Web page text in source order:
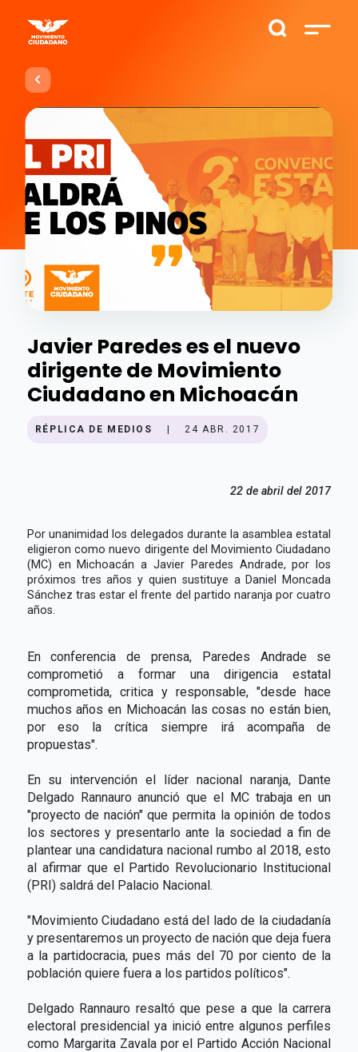
Javier Paredes es el nuevo
dirigente de Movimiento
Ciudadano en Michoacán
RÉPLICA DE MEDIOS 24 ABR. 2017
22 de abril del 2017
Por unanimidad los delegados durante la asamblea estatal
eligieron como nuevo dirigente del Movimiento Ciudadano
(MC) en Michoacán a Javier Paredes Andrade, por los
próximos tres años y quien sustituye a Daniel Moncada
Sánchez tras estar el frente del partido naranja por cuatro
años.
En conferencia de prensa, Paredes Andrade se
comprometió a formar una dirigencia estatal
comprometida, critica y responsable, "desde hace
muchos años en Michoacán las cosas no están bien,
por eso la crítica siempre irá acompaña de
propuestas".
En su intervención el líder nacional naranja, Dante
Delgado Rannauro anunció que el MC trabaja en un
"proyecto de nación" que permita la opinión de todos
los sectores y presentarlo ante la sociedad a fin de
plantear una candidatura nacional rumbo al 2018, esto
al afirmar que el Partido Revolucionario Institucional
(PRI) saldrá del Palacio Nacional.
"Movimiento Ciudadano está del lado de la ciudadanía
y presentaremos un proyecto de nación que deja fuera
a la partidocracia, pues más del 70 por ciento de la
población quiere fuera a los partidos políticos".
Delgado Rannauro resaltó que pese a que la carrera
electoral presidencial ya inició entre algunos perfiles
como Margarita Zavala por el Partido Acción Nacional